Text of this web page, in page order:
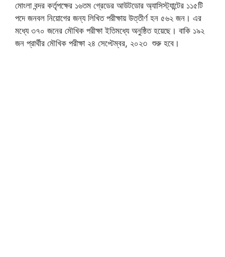
মোংলা বন্দর কর্তৃপক্ষের ১৬তম গ্রেডের আউটডোর অ্যাসিস্ট্যান্টের ১১৫টি
পদে জনবল নিয়োগের জন্য লিখিত পরীক্ষায় উত্তীর্ণ হন ৫৬২ জন। এর
মধ্যে ৩৭০ জনের মৌখিক পরীক্ষা ইতিমধ্যে অনুষ্ঠিত হয়েছে। বাকি ১৯২
জন প্রার্থীর মৌখিক পরীক্ষা ২৪ সেপ্টেম্বর, ২০২৩ শুরু হবে।